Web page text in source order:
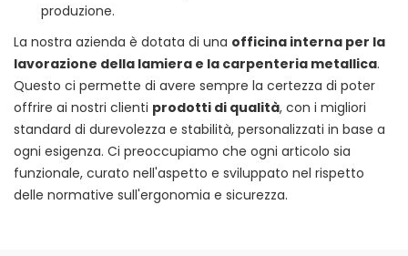
produzione.
La nostra azienda è dotata di una officina interna per la
lavorazione della lamiera e la carpenteria metallica.
Questo ci permette di avere sempre la certezza di poter
offrire ai nostri clienti prodotti di qualità, con i migliori
standard di durevolezza e stabilità, personalizzati in base a
ogni esigenza. Ci preoccupiamo che ogni articolo sia
funzionale, curato nell'aspetto e sviluppato nel rispetto
delle normative sull'ergonomia e sicurezza.